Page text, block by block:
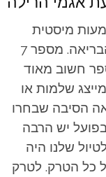
מיסטית
מיוחדת. ביהדות היו אלה שבעת ימי הבריאה. מספר 7
גם מספר חשוב מאוד
לנוצרים. בהרבה כתבי קודש מספר 7 מייצג שלמות או
הסיבה שבחרו
– בפועל יש הרבה
שלנו היה
כל הטרק. לטרק